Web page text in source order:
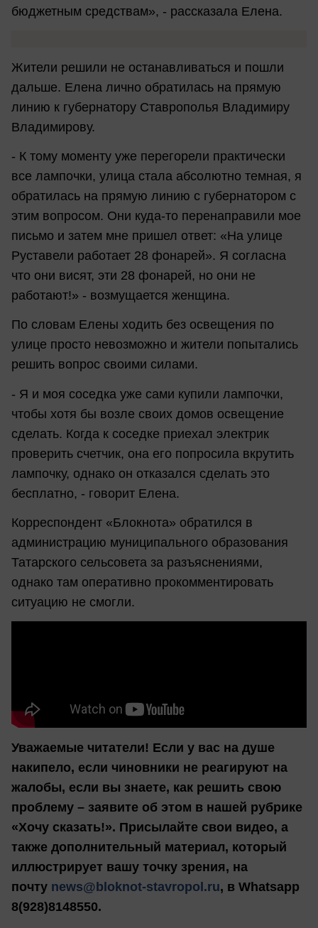
бюджетным средствам», - рассказала Елена.
Жители решили не останавливаться и пошли
дальше. Елена лично обратилась на прямую
линию к губернатору Ставрополья Владимиру
Владимирову.
- К тому моменту уже перегорели практически
все лампочки, улица стала абсолютно темная, я
обратилась на прямую линию с губернатором с
этим вопросом. Они куда-то перенаправили мое
письмо и затем мне пришел ответ: «На улице
Руставели работает 28 фонарей». Я согласна
что они висят, эти 28 фонарей, но они не
работают!» - возмущается женщина.
По словам Елены ходить без освещения по
улице просто невозможно и жители попытались
решить вопрос своими силами.
- Я и моя соседка уже сами купили лампочки,
чтобы хотя бы возле своих домов освещение
сделать. Когда к соседке приехал электрик
проверить счетчик, она его попросила вкрутить
лампочку, однако он отказался сделать это
бесплатно, - говорит Елена.
Корреспондент «Блокнота» обратился в
администрацию муниципального образования
Татарского сельсовета за разъяснениями,
однако там оперативно прокомментировать
ситуацию не смогли.
Уважаемые читатели! Если у вас на душе
накипело, если чиновники не реагируют на
жалобы, если вы знаете, как решить свою
проблему – заявите об этом в нашей рубрике
«Хочу сказать!». Присылайте свои видео, а
также дополнительный материал, который
иллюстрирует вашу точку зрения, на
почту news@bloknot-stavropol.ru, в Whatsapp
8(928)8148550.